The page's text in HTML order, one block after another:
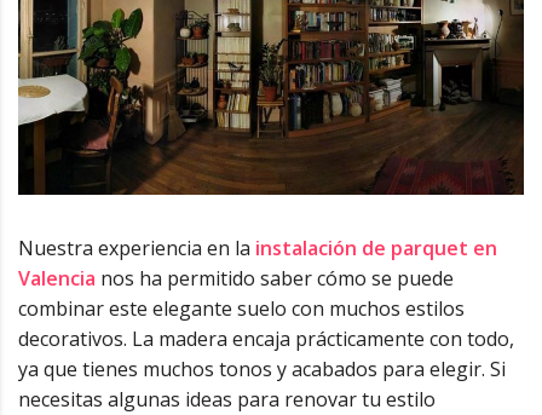
Nuestra experiencia en la instalación de parquet en
Valencia nos ha permitido saber cómo se puede
combinar este elegante suelo con muchos estilos
decorativos. La madera encaja prácticamente con todo,
ya que tienes muchos tonos y acabados para elegir. Si
necesitas algunas ideas para renovar tu estilo